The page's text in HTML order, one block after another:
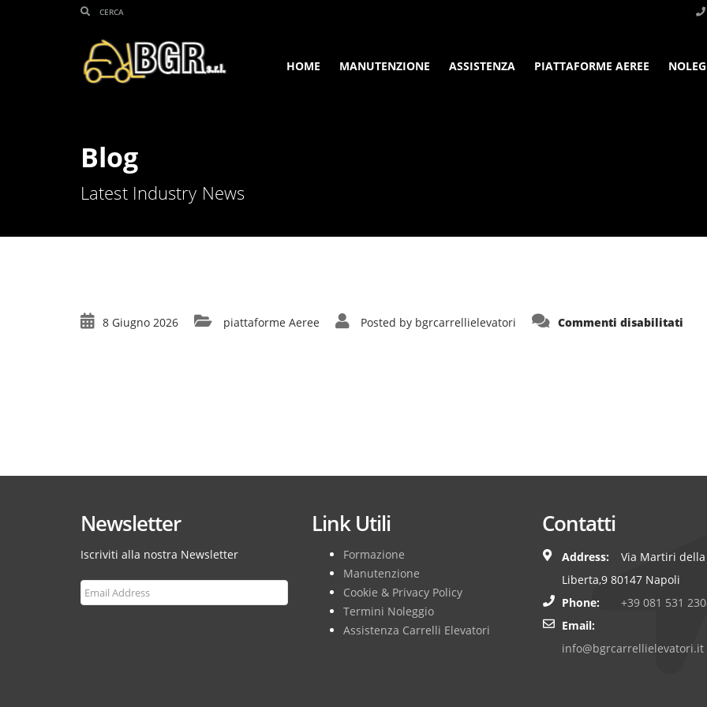
HOME MANUTENZIONE ASSISTENZA PIATTAFORME AEREE
Blog
Latest Industry News
8 Giugno 2026 piattaforme Aeree Posted by bgrcarrellielevatori Commenti disabilitati
Newsletter
Iscriviti alla nostra Newsletter
Link Utili
Formazione
Manutenzione
Cookie & Privacy Policy
Termini Noleggio
Assistenza Carrelli Elevatori
Contatti
Address:
Via Martiri della
Liberta,9 80147 Napoli
Phone:
+39 081 531
Email:
info@bgrcarrellielevatori.it